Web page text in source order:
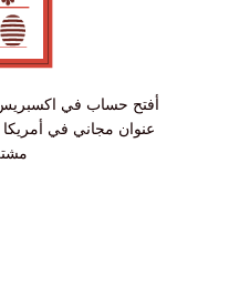
أفتح حساب في
عنوان مجاني في أمريكا